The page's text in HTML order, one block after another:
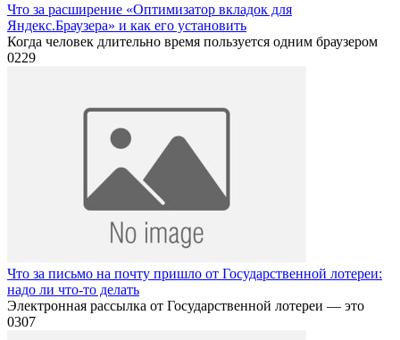
Что за расширение «Оптимизатор вкладок для
Яндекс.Браузера» и как его установить
Когда человек длительно время пользуется одним браузером
0229
Что за письмо на почту пришло от Государственной лотереи:
надо ли что-то делать
Электронная рассылка от Государственной лотереи — это
0307